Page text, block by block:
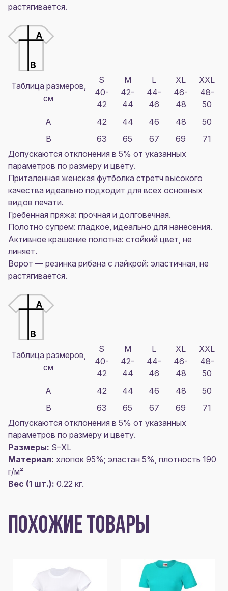
растягивается.
Таблица размеров,
см
S
40-
42
M
42-
44
L
44-
46
XL
46-
48
XXL
48-
50
A
42 44 46 48
50
B
63 65 67 69
71
Допускаются отклонения в 5% от указанных
параметров по размеру и цвету.
Приталенная женская футболка стретч высокого
качества идеально подходит для всех основных
видов печати.
Гребенная пряжа: прочная и долговечная.
Полотно супрем: гладкое, идеально для нанесения.
Активное крашение полотна: стойкий цвет, не
линяет.
Ворот — резинка рибана с лайкрой: эластичная, не
растягивается.
Таблица размеров,
см
S
40-
42
M
42-
44
L
44-
46
XL
46-
48
XXL
48-
50
A
42 44 46 48
50
B
63 65 67 69
71
Допускаются отклонения в 5% от указанных
параметров по размеру и цвету.
Размеры: S–XL
Материал: хлопок 95%; эластан 5%, плотность 190
г/м²
Вес (1 шт.): 0.22 кг.
ПОХОЖИЕ ТОВАРЫ